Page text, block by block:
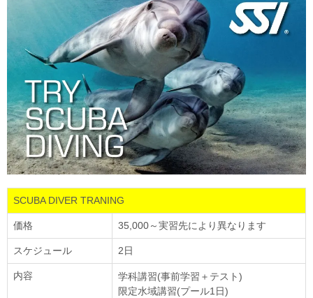
SCUBA DIVER TRANING
価格 35,000～実習先により異なります
スケジュール 2日
内容
学科講習(事前学習＋テスト)
限定水域講習(プール1日)